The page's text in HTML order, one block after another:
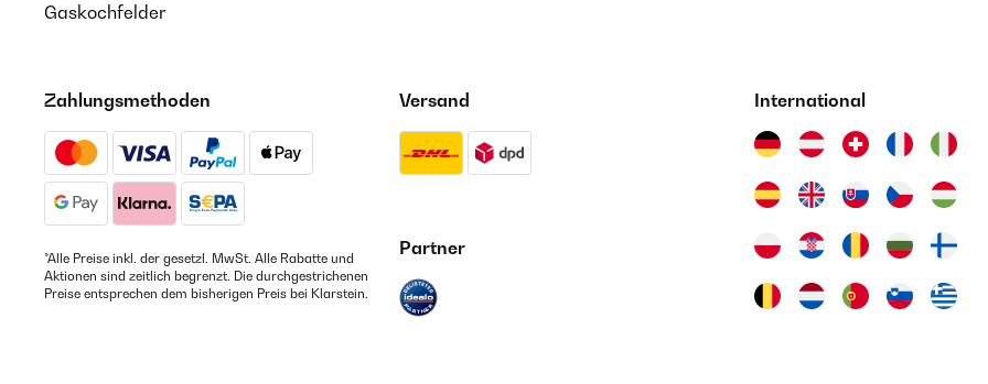
Gaskochfelder
Zahlungsmethoden
*Alle Preise inkl. der gesetzl. MwSt. Alle Rabatte und
Aktionen sind zeitlich begrenzt. Die durchgestrichenen
Preise entsprechen dem bisherigen Preis bei Klarstein.
Versand
Partner
International